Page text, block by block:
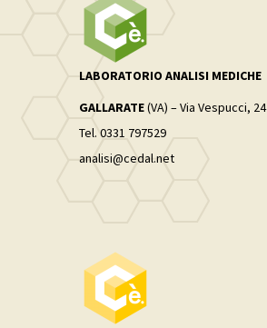
LABORATORIO ANALISI MEDICHE
GALLARATE(VA) – Via Vespucci, 24
Tel. 0331 797529
analisi@cedal.net